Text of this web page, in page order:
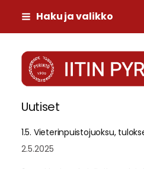
Siirry
sivun
sisältöön
Haku ja valikko
Iitin
Uutiset
1.5. Vieterinpuistojuoksu,
2.5.2025